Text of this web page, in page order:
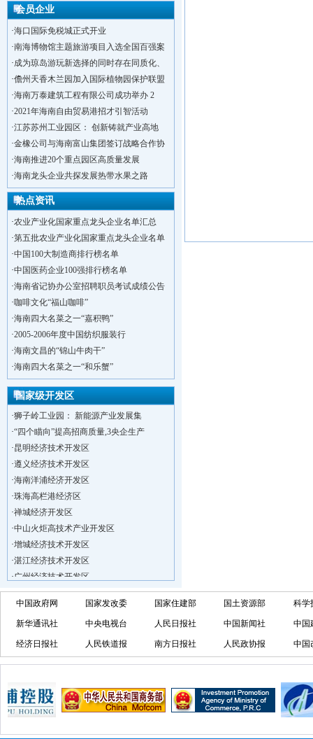
会员企业
·海口国际免税城正式开业
·南海博物馆主题旅游项目入选全国百强案
·成为琼岛游玩新选择的同时存在同质化、
·儋州天香木兰园加入国际植物园保护联盟
·海南万泰建筑工程有限公司成功举办 2
·2021年海南自由贸易港招才引智活动
·江苏苏州工业园区： 创新铸就产业高地
·金橡公司与海南富山集团签订战略合作协
·海南推进20个重点园区高质量发展
·海南龙头企业共探发展热带水果之路
热点资讯
·农业产业化国家重点龙头企业名单汇总
·第五批农业产业化国家重点龙头企业名单
·中国100大制造商排行榜名单
·中国医药企业100强排行榜名单
·海南省记协办公室招聘职员考试成绩公告
·咖啡文化“福山咖啡”
·海南四大名菜之一“嘉积鸭”
·2005-2006年度中国纺织服装行
·海南文昌的“锦山牛肉干”
·海南四大名菜之一“和乐蟹”
国家级开发区
洋浦不断延伸产业链，推进一批石化产业
·海口今年将投入44.4亿元推进江东新
·新加坡海口国家高新区国际创新创业中心
狮子岭工业园： 新能源产业发展集
“四个瞄向”提高招商质量,3央企生产
昆明经济技术开发区
遵义经济技术开发区
海南洋浦经济开发区
珠海高栏港经济区
禅城经济开发区
中山火炬高技术产业开发区
增城经济技术开发区
湛江经济技术开发区
广州经济技术开发区
大亚湾经济技术开发区
北京经济技术开发区
·“四个瞄向”提高招商质量,3央企生产
·昆明经济技术开发区
·遵义经济技术开发区
中国政府网 国家发改委 国家住建部 国土资源部 科学
新华通讯社 中央电视台 人民日报社 中国新闻社 中国
经济日报社 人民铁道报 南方日报社 人民政协报 中国